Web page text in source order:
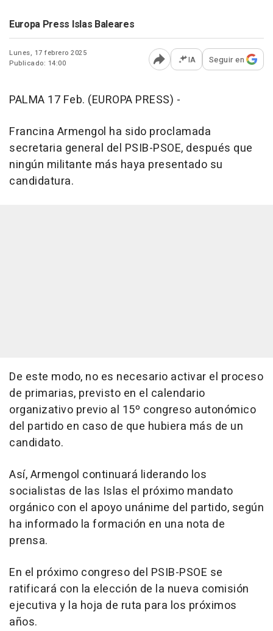
Europa Press Islas Baleares
Lunes, 17 febrero 2025
Publicado: 14:00
Abrir opciones para
IA Seguir en
PALMA 17 Feb. (EUROPA PRESS) -
Francina Armengol ha sido proclamada
secretaria general del PSIB-PSOE, después que
ningún militante más haya presentado su
candidatura.
De este modo, no es necesario activar el proceso
de primarias, previsto en el calendario
organizativo previo al 15º congreso autonómico
del partido en caso de que hubiera más de un
candidato.
Así, Armengol continuará liderando los
socialistas de las Islas el próximo mandato
orgánico con el apoyo unánime del partido, según
ha informado la formación en una nota de
prensa.
En el próximo congreso del PSIB-PSOE se
ratificará con la elección de la nueva comisión
ejecutiva y la hoja de ruta para los próximos
años.